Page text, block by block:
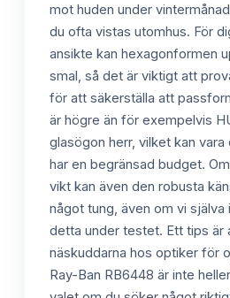
mot huden under
du ofta vistas utomhus. För
ansikte kan hexagonformen
smal, så det är viktigt att
för att säkerställa att
är högre än för exempelvis
glasögon herr, vilket kan vara
har en begränsad budget.
vikt kan även den robusta
något tung, även om vi
detta under testet. Ett tips är
näskuddarna hos optiker för
Ray-Ban RB6448 är inte